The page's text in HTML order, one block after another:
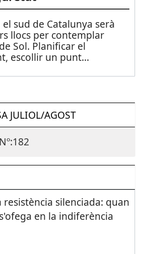
el sud de Catalunya serà
llocs per contemplar
Sol. Planificar el
escollir un punt...
JULIOL/AGOST